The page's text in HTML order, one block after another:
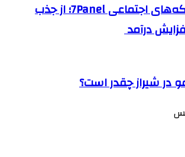
خدمات شبکه‌های اجتماعی 7Panel؛ از جذب
درآمد
در شیراز چقدر است؟